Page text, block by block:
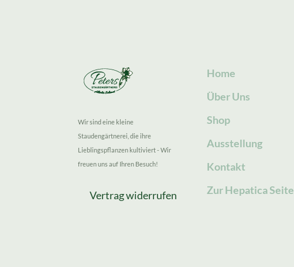
Wir sind eine kleine
Staudengärtnerei, die ihre
Lieblingspflanzen kultiviert - Wir
freuen uns auf Ihren Besuch!
Vertrag widerrufen
Home
Über Uns
Shop
Ausstellung
Kontakt
Zur Hepatica Seite